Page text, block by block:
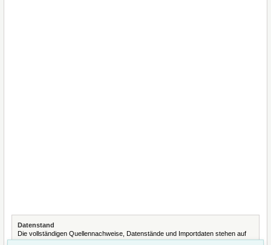
Datenstand
Die vollständigen Quellennachweise, Datenstände und Importdaten stehen auf
der SeiteQuellennachweise und Datenimporte.